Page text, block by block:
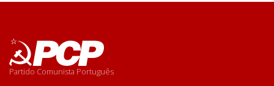
Partido Comunista Português